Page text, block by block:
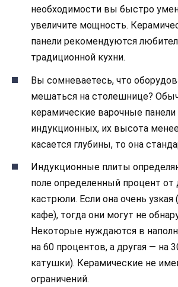
необходимости вы быстро
увеличите мощность.
панели рекомендуются
традиционной кухни.
Вы сомневаетесь, что
мешаться на столешнице?
керамические варочные
индукционных, их высота
касается глубины, то она
Индукционные плиты
поле определенный процент от
кастрюли. Если она очень
кафе), тогда они могут не
Некоторые нуждаются в
на 60 процентов, а другая — на
катушки). Керамические не
ограничений.